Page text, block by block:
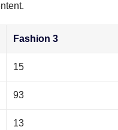
Fashion 3
15
93
13